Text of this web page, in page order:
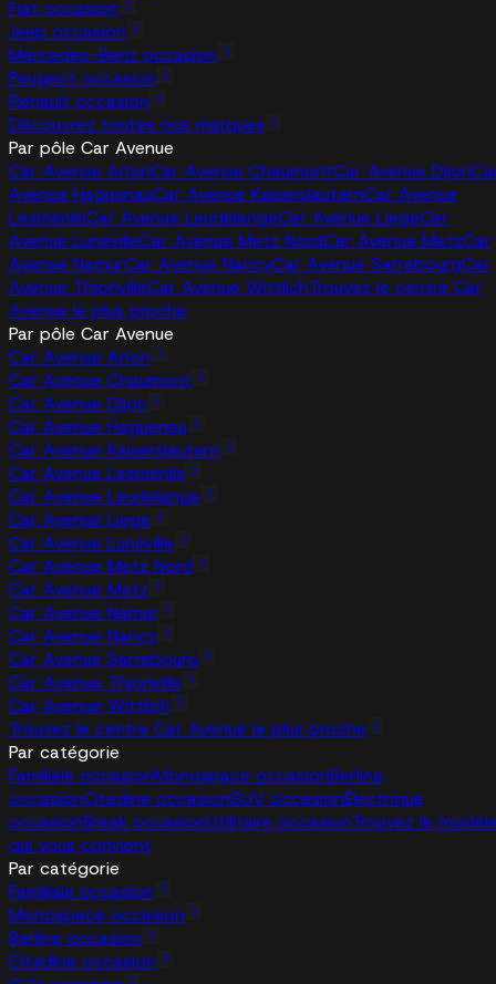
Fiat occasion
Jeep occasion
Mercedes-Benz occasion
Peugeot occasion
Renault occasion
Découvrez toutes nos marques
Par pôle Car Avenue
Car Avenue ArlonCar Avenue ChaumontCar Avenue Dijon
Avenue HaguenauCar Avenue KaiserslauternCar Avenue
LesménilsCar Avenue LeudelangeCar Avenue LiegeCar
Avenue LunévilleCar Avenue Metz NordCar Avenue MetzCar
Avenue NamurCar Avenue NancyCar Avenue SarrebourgCar
Avenue ThionvilleCar Avenue WittlichTrouvez le centre Car
Avenue le plus proche
Par pôle Car Avenue
Car Avenue Arlon
Car Avenue Chaumont
Car Avenue Dijon
Car Avenue Haguenau
Car Avenue Kaiserslautern
Car Avenue Lesménils
Car Avenue Leudelange
Car Avenue Liege
Car Avenue Lunéville
Car Avenue Metz Nord
Car Avenue Metz
Car Avenue Namur
Car Avenue Nancy
Car Avenue Sarrebourg
Car Avenue Thionville
Car Avenue Wittlich
Trouvez le centre Car Avenue le plus proche
Par catégorie
Familiale occasionMonospace occasionBerline
occasionCitadine occasionSUV occasionÉlectrique
occasionBreak occasionUtilitaire occasionTrouvez le
qui vous convient
Par catégorie
Familiale occasion
Monospace occasion
Berline occasion
Citadine occasion